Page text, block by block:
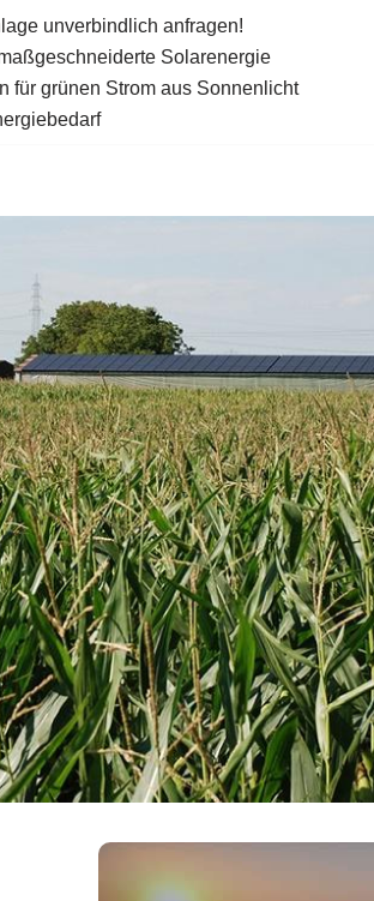
unverbindlich anfragen!
Solarenergie
für grünen Strom aus Sonnenlicht